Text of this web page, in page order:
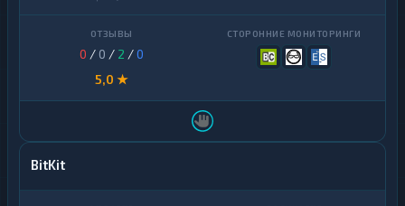
0 / 0 / 2 /0
5,0 ★
BitKit